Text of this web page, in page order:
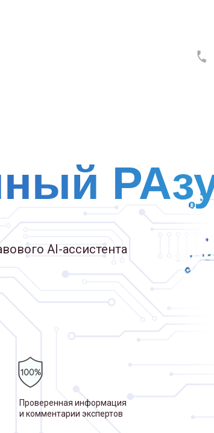
Проверенная информация
и комментарии экспертов
AI-ассистента